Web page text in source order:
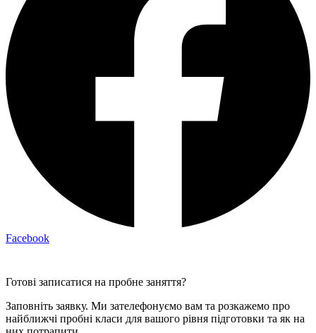
Facebook
Готові записатися на пробне заняття?
Заповніть заявку. Ми зателефонуємо вам та розкажемо про
найближчі пробні класи для вашого рівня підготовки та як на